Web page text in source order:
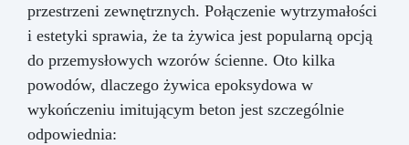
przestrzeni zewnętrznych. Połączenie wytrzymałości
i estetyki sprawia, że ta żywica jest popularną opcją
do przemysłowych wzorów ścienne. Oto kilka
powodów, dlaczego żywica epoksydowa w
wykończeniu imitującym beton jest szczególnie
odpowiednia: